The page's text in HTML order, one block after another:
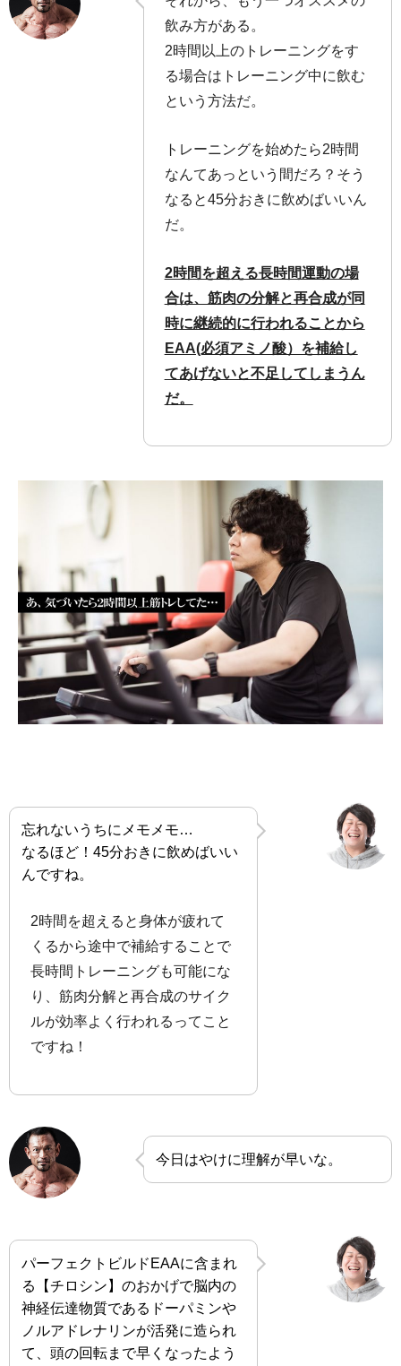
飲み方がある。
2時間以上のトレーニングをす
る場合はトレーニング中に飲む
という方法だ。
トレーニングを始めたら2時間
なんてあっという間だろ？そう
なると45分おきに飲めばいいん
だ。
2時間を超える長時間運動の場
合は、筋肉の分解と再合成が同
時に継続的に行われることから
EAA(必須アミノ酸）を補給し
てあげないと不足してしまうん
だ。
忘れないうちにメモメモ…
なるほど！45分おきに飲めばいい
んですね。
2時間を超えると身体が疲れて
くるから途中で補給することで
長時間トレーニングも可能にな
り、筋肉分解と再合成のサイク
ルが効率よく行われるってこと
ですね！
今日はやけに理解が早いな。
パーフェクトビルドEAAに含まれ
る【チロシン】のおかげで脳内の
神経伝達物質であるドーパミンや
ノルアドレナリンが活発に造られ
て、頭の回転まで早くなったよう